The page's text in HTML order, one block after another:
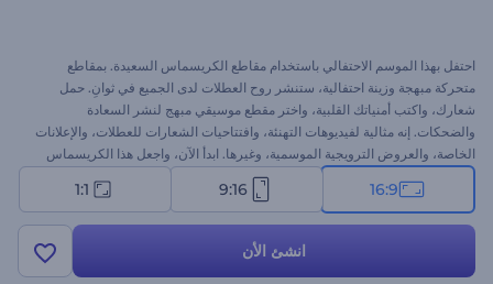
احتفل بهذا الموسم الاحتفالي باستخدام مقاطع الكريسماس السعيدة. بمقاطع
متحركة مبهجة وزينة احتفالية، ستنشر روح العطلات لدى الجميع في ثوانِ. حمل
شعارك، واكتب أمنياتك القلبية، واختر مقطع موسيقي مبهج لنشر السعادة
والضحكات. إنه مثالية لفيديوهات التهنئة، وافتتاحيات الشعارات للعطلات، والإعلانات
الخاصة، والعروض الترويجية الموسمية، وغيرها. ابدأ الآن، واجعل هذا الكريسماس
أكثر تميزًا!
16:9
9:16
1:1
انشئ الأن